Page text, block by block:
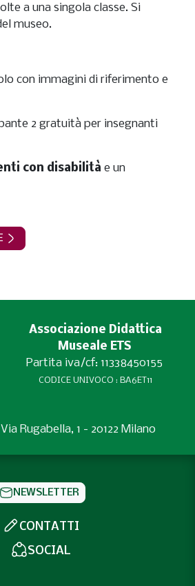
a una singola classe. Si
museo.
con immagini di riferimento e
2 gratuità per insegnanti
con disabilità e un
Associazione Didattica
Museale ETS
Partita iva/cf: 11338450155
CODICE UNIVOCO : BA6ET11
Rugabella, 1 - 20122 Milano
NEWSLETTER
CONTATTI
SOCIAL